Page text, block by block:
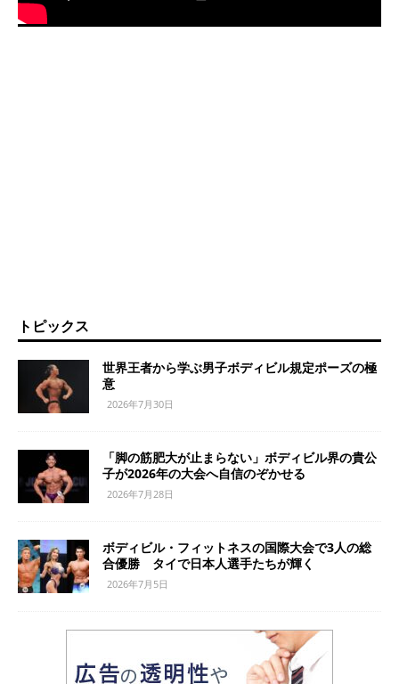
トピックス
世界王者から学ぶ男子ボディビル規定ポーズの極
意
2026年7月30日
「脚の筋肥大が止まらない」ボディビル界の貴公
子が2026年の大会へ自信のぞかせる
2026年7月28日
ボディビル・フィットネスの国際大会で3人の総
合優勝 タイで日本人選手たちが輝く
2026年7月5日